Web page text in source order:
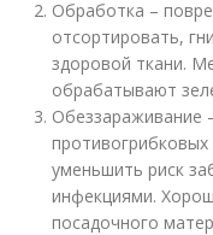
Обработка –
отсортировать,
здоровой ткани.
обрабатывают
Обеззараживание
уменьшить риск
инфекциями.
посадочного